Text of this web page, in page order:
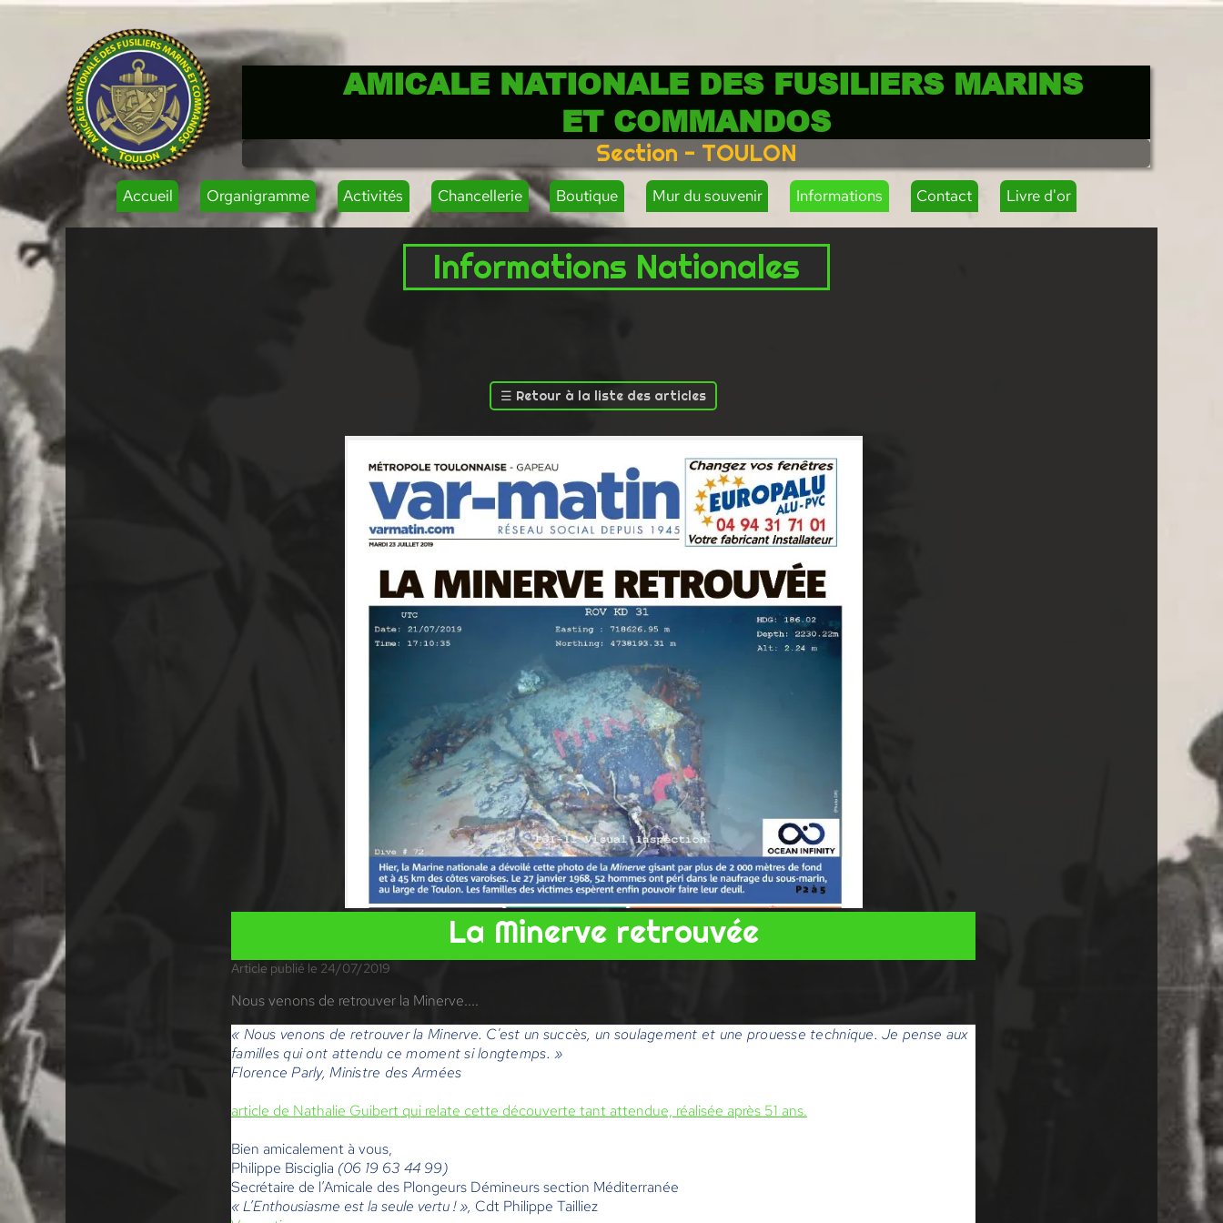
AMICALE NATIONALE DES FUSILIERS MARINS
ET COMMANDOS
Section - TOULON
Accueil Organigramme Activités Chancellerie Boutique Mur du souvenir Informations Contact Livre d'or
Informations Nationales
☰ Retour à la liste des articles
La Minerve retrouvée
Article publié le 24/07/2019
Nous venons de retrouver la Minerve....
« Nous venons de retrouver la Minerve. C'est un succès, un soulagement et une prouesse technique. Je pense aux
familles qui ont attendu ce moment si longtemps. »
Florence Parly, Ministre des Armées
article de Nathalie Guibert qui relate cette découverte tant attendue, réalisée après 51 ans.
Bien amicalement à vous,
Philippe Bisciglia (06 19 63 44 99)
Secrétaire de l’Amicale des Plongeurs Démineurs section Méditerranée
« L’Enthousiasme est la seule vertu ! », Cdt Philippe Tailliez